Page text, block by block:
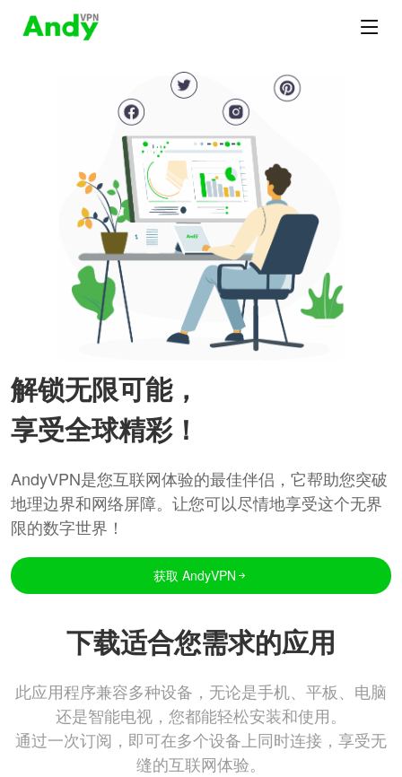
解锁无限可能，
享受全球精彩！
AndyVPN是您互联网体验的最佳伴侣，它帮助您突破
地理边界和网络屏障。让您可以尽情地享受这个无界
限的数字世界！
获取 AndyVPN
下载适合您需求的应用
此应用程序兼容多种设备，无论是手机、平板、电脑
还是智能电视，您都能轻松安装和使用。
通过一次订阅，即可在多个设备上同时连接，享受无
缝的互联网体验。